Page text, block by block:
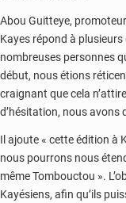
Abou Guitteye,
Kayes répond à
nombreuses personnes
début, nous étions
craignant que cela
d’hésitation, nous avons
Il ajoute « cette édition à
nous pourrons nous
même Tombouctou ».
Kayésiens, afin qu’ils